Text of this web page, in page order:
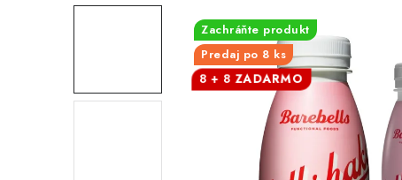
Zachráňte produkt
Predaj po 8 ks
8 + 8